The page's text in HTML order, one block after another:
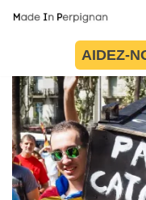
contenu
AIDEZ-